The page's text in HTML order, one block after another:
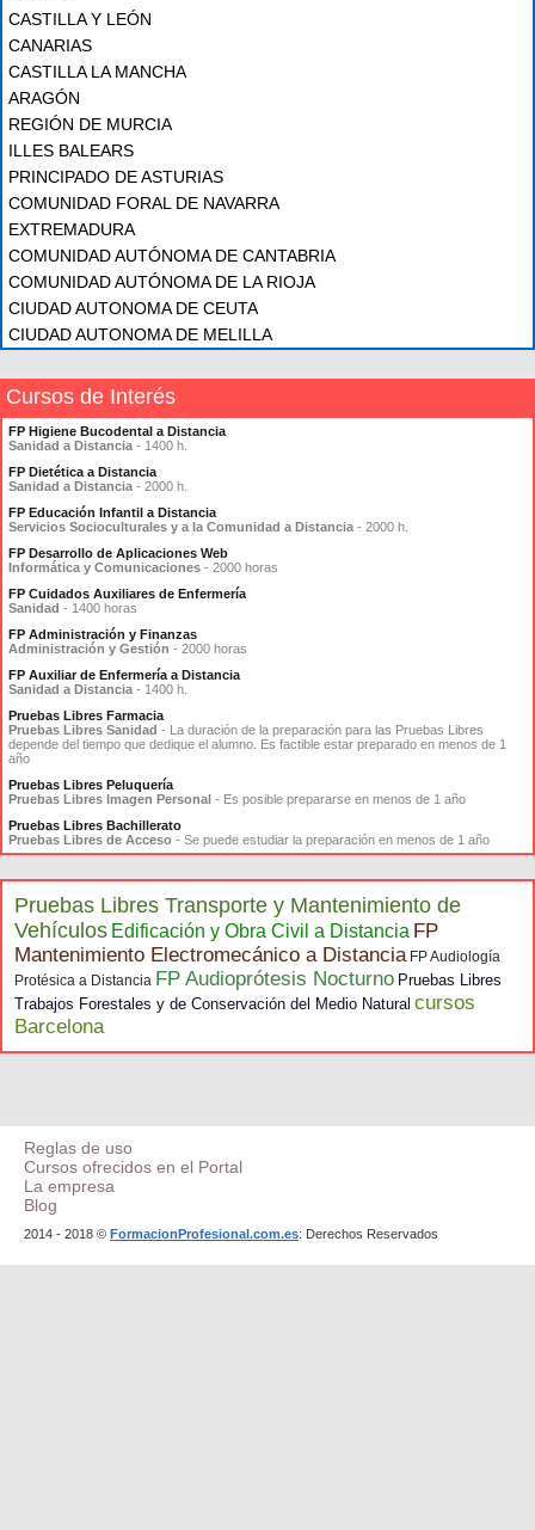
CASTILLA Y LEÓN
CANARIAS
CASTILLA LA MANCHA
ARAGÓN
REGIÓN DE MURCIA
ILLES BALEARS
PRINCIPADO DE ASTURIAS
COMUNIDAD FORAL DE NAVARRA
EXTREMADURA
COMUNIDAD AUTÓNOMA DE CANTABRIA
COMUNIDAD AUTÓNOMA DE LA RIOJA
CIUDAD AUTONOMA DE CEUTA
CIUDAD AUTONOMA DE MELILLA
Cursos de Interés
FP Higiene Bucodental a Distancia
Sanidad a Distancia - 1400 h.
FP Dietética a Distancia
Sanidad a Distancia - 2000 h.
FP Educación Infantil a Distancia
Servicios Socioculturales y a la Comunidad a Distancia - 2000 h.
FP Desarrollo de Aplicaciones Web
Informática y Comunicaciones - 2000 horas
FP Cuidados Auxiliares de Enfermería
Sanidad - 1400 horas
FP Administración y Finanzas
Administración y Gestión - 2000 horas
FP Auxiliar de Enfermería a Distancia
Sanidad a Distancia - 1400 h.
Pruebas Libres Farmacia
Pruebas Libres Sanidad - La duración de la preparación para las Pruebas Libres
depende del tiempo que dedique el alumno. Es factible estar preparado en menos de 1
año
Pruebas Libres Peluquería
Pruebas Libres Imagen Personal - Es posible prepararse en menos de 1 año
Pruebas Libres Bachillerato
Pruebas Libres de Acceso - Se puede estudiar la preparación en menos de 1 año
Pruebas Libres Transporte y Mantenimiento de
Vehículos Edificación y Obra Civil a Distancia FP
Mantenimiento Electromecánico a Distancia FP Audiología
Protésica a Distancia FP Audioprótesis Nocturno Pruebas Libres
Trabajos Forestales y de Conservación del Medio Natural cursos
Barcelona
Reglas de uso
Cursos ofrecidos en el Portal
La empresa
Blog
2014 - 2018 © FormacionProfesional.com.es: Derechos Reservados